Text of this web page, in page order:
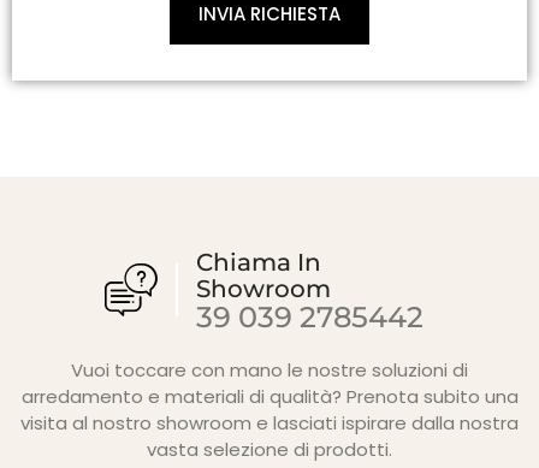
INVIA RICHIESTA
Chiama In
Showroom
39 039 2785442
Vuoi toccare con mano le nostre soluzioni di
arredamento e materiali di qualità? Prenota subito una
visita al nostro showroom e lasciati ispirare dalla nostra
vasta selezione di prodotti.